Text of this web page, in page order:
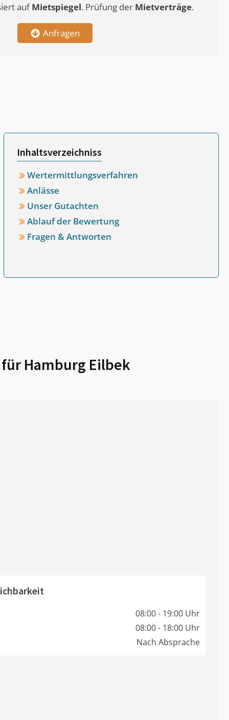
aufMietspiegel. Prüfung der Mietverträge.
Anfragen
Inhaltsverzeichniss
Wertermittlungsverfahren
Anlässe
Unser Gutachten
Ablauf der Bewertung
Fragen & Antworten
Hamburg Eilbek
08:00 - 19:00 Uhr
08:00 - 18:00 Uhr
Nach Absprache